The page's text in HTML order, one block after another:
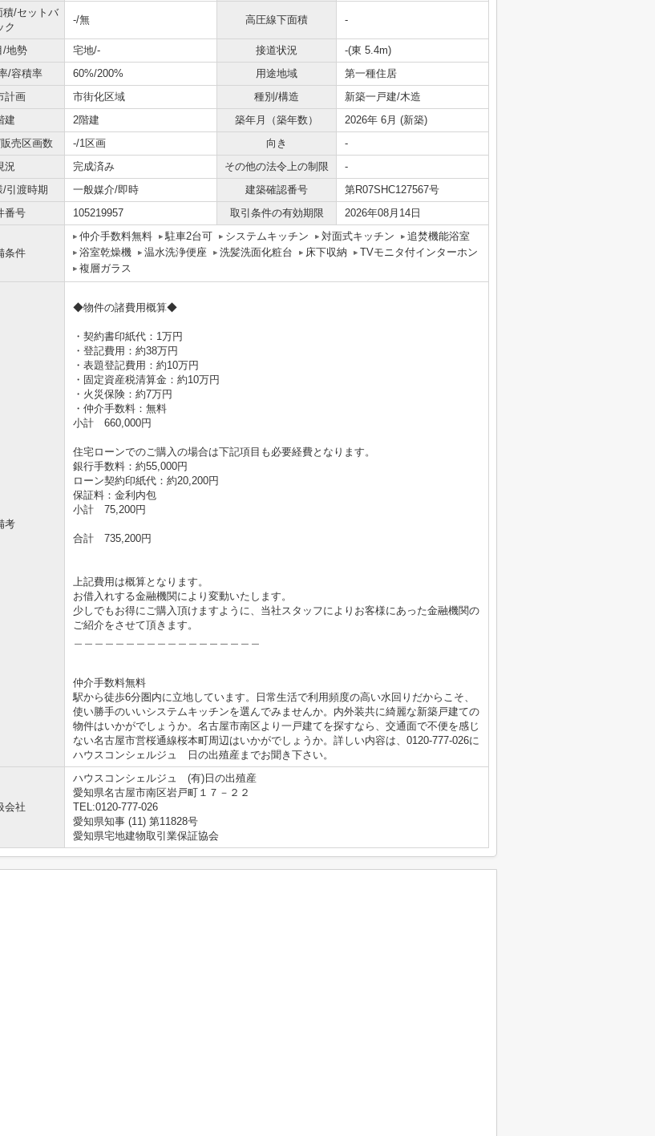
積/セットバ
ク
-/無 高圧線下面積 -
/地勢 宅地/- 接道状況
-(東 5.4m)
/容積率
60%/200% 用途地域
第一種住居
計画
市街化区域 種別/構造
新築一戸建/木造
建
2階建 築年月（築年数）
2026年 6月 (新築)
売区画数
-/1区画 向き
-
況
完成済み その他の法令上の制限
-
/引渡時期
一般媒介/即時 建築確認番号
第R07SHC127567号
番号
105219957 取引条件の有効期限 2026年08月14日
条件
仲介手数料無料 駐車2台可 システムキッチン 対面式キッチン
追焚機能浴室
浴室乾燥機
温水洗浄便座 洗髪洗面化粧台 床下収納
TVモニタ付インターホン
複層ガラス
考
◆物件の諸費用概算◆
・契約書印紙代：1万円
・登記費用：約38万円
・表題登記費用：約10万円
・固定資産税清算金：約10万円
・火災保険：約7万円
・仲介手数料：無料
小計 660,000円
住宅ローンでのご購入の場合は下記項目も必要経費となります。
銀行手数料：約55,000円
ローン契約印紙代：約20,200円
保証料：金利内包
小計 75,200円
合計 735,200円
上記費用は概算となります。
お借入れする金融機関により変動いたします。
少しでもお得にご購入頂けますように、当社スタッフによりお客様にあった金融機関の
ご紹介をさせて頂きます。
仲介手数料無料
駅から徒歩6分圏内に立地しています。日常生活で利用頻度の高い水回りだからこそ、
使い勝手のいいシステムキッチンを選んでみませんか。内外装共に綺麗な新築戸建ての
物件はいかがでしょうか。名古屋市南区より一戸建てを探すなら、交通面で不便を感じ
ない名古屋市営桜通線桜本町周辺はいかがでしょうか。詳しい内容は、0120-777-026に
ハウスコンシェルジュ 日の出殖産までお聞き下さい。
会社
ハウスコンシェルジュ (有)日の出殖産
愛知県名古屋市南区岩戸町１７－２２
TEL:0120-777-026
愛知県知事 (11) 第11828号
愛知県宅地建物取引業保証協会